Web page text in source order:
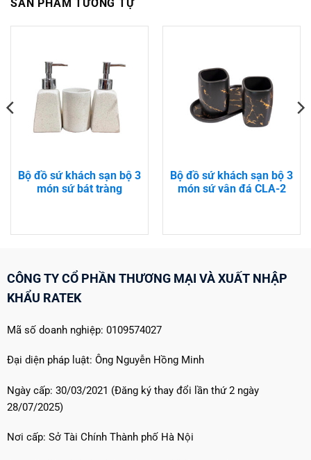
SẢN PHẨM TƯƠNG TỰ
Bộ đồ sứ khách sạn bộ 3
món sứ bát tràng
Bộ đồ sứ khách sạn bộ 3
món sứ vân đá CLA-2
CÔNG TY CỔ PHẦN THƯƠNG MẠI VÀ XUẤT NHẬP
KHẨU RATEK
Mã số doanh nghiệp: 0109574027
Đại diện pháp luật: Ông Nguyễn Hồng Minh
Ngày cấp: 30/03/2021 (Đăng ký thay đổi lần thứ 2 ngày
28/07/2025)
Nơi cấp: Sở Tài Chính Thành phố Hà Nội